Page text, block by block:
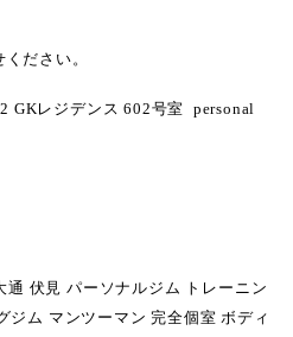
ださい。
GKレジデンス 602号室 personal
伏見 パーソナルジム トレーニン
ジム マンツーマン 完全個室 ボディ